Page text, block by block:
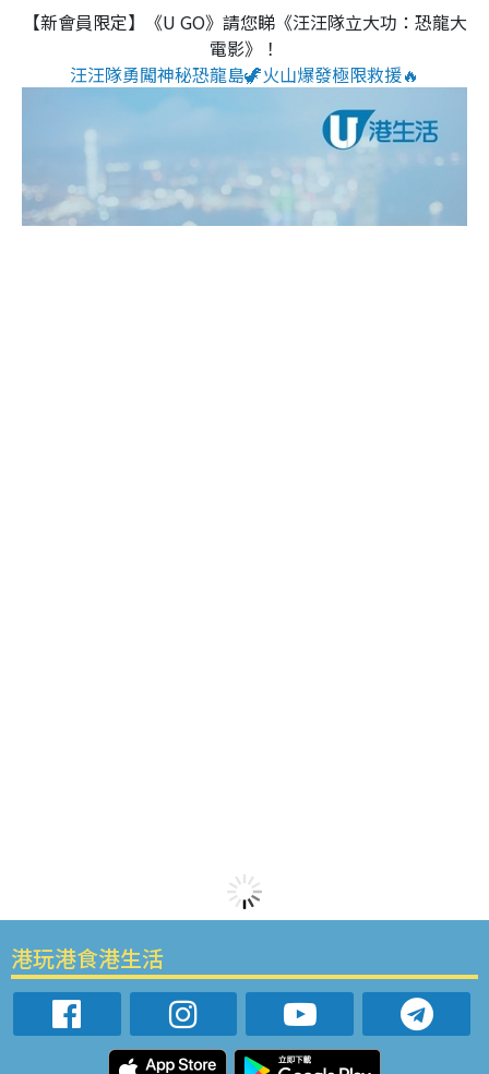
【新會員限定】《U GO》請您睇《汪汪隊立大功：恐龍大
電影》！
汪汪隊勇闖神秘恐龍島🦖火山爆發極限救援🔥
港玩港食港生活